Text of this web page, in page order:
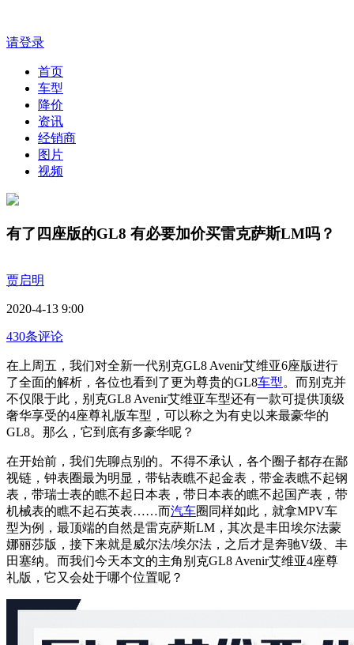
请登录
首页
车型
降价
资讯
经销商
图片
视频
有了四座版的GL8 有必要加价买雷克萨斯LM吗？
贾启明
2020-4-13 9:00
430条评论
在上周五，我们对全新一代别克GL8 Avenir艾维亚6座版进行
了全面的解析，各位也看到了更为尊贵的GL8车型。而别克并
不仅限于此，别克GL8 Avenir艾维亚车型还有一款可提供顶级
奢华享受的4座尊礼版车型，可以称之为有史以来最豪华的
GL8。那么，它到底有多豪华呢？
在开始前，我们先聊点别的。不得不承认，各个圈子都存在鄙
视链，钟表圈最为明显，带钻表瞧不起金表，带金表瞧不起钢
表，带瑞士表的瞧不起日本表，带日本表的瞧不起国产表，带
机械表的瞧不起石英表……而汽车圈同样如此，就拿MPV车
型为例，最顶端的自然是雷克萨斯LM，其次是丰田埃尔法蒙
娜丽莎版，接下来就是威尔法/埃尔法，之后才是奔驰V级、丰
田塞纳。而我们今天本文的主角别克GL8 Avenir艾维亚4座尊
礼版，它又会处于哪个位置呢？